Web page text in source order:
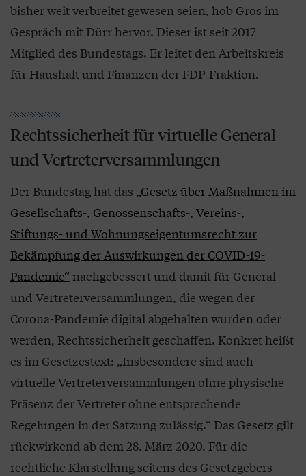
bisher weit verbreitet gewesen seien, hob Gros im
Gespräch mit Dürr hervor. Dieser ist seit 2017
Mitglied des Bundestags. Er leitet den Arbeitskreis
für Haushalt und Finanzen der FDP-Fraktion.
Rechtssicherheit für virtuelle General-
und Vertreterversammlungen
Der Bundestag hat das „Gesetz über Maßnahmen im
Gesellschafts-, Genossenschafts-, Vereins-,
Stiftungs- und Wohnungseigentumsrecht zur
Bekämpfung der Auswirkungen der COVID-19-
Pandemie“ nachgebessert und damit für General-
und Vertreterversammlungen, die wegen der
Corona-Pandemie digital abgehalten wurden oder
werden, Rechtssicherheit geschaffen. Konkret heißt
es im Gesetzestext: „Insbesondere sind auch
virtuelle Vertreterversammlungen ohne physische
Präsenz der Vertreter ohne entsprechende
Regelungen in der Satzung zulässig.“ Das Gesetz gilt
rückwirkend ab dem 28. März 2020. Für die
rechtliche Klarstellung seitens des Gesetzgebers